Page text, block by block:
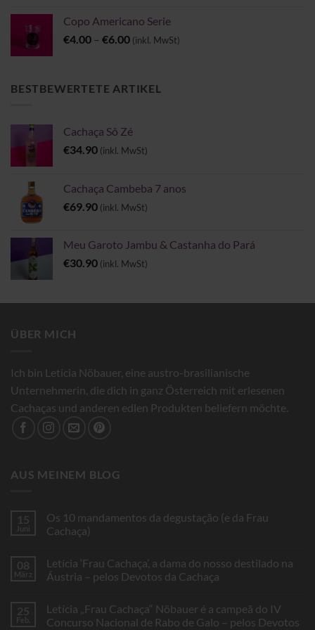
Copo Americano Serie
€4.00 – €6.00Preisspanne:
€6.00
(inkl. MwSt)
BESTBEWERTETE ARTIKEL
Cachaça Sô Zé
€34.90 (inkl. MwSt)
Cachaça Cambeba 7 anos
€69.90 (inkl. MwSt)
Meu Garoto Jambu & Castanha do Pará
€30.90 (inkl. MwSt)
ÜBER MICH
Ich bin Leticia Nöbauer, eine austro-brasilianische
Unternehmerin, die dich in ganz Österreich mit erlesenen
Cachaças und anderen edlen Produkten beliefern möchte.
AUS MEINEM BLOG
15
Juni
Os 10 mandamentos da degustação (e da Frau
Cachaça)
Os
10
degustação
(e
da
08
März
Letícia ‘Frau Cachaça’, a dama do nosso destilado na
Áustria – pelos Devotos da Cachaça
Letícia
‘Frau
25
Feb.
Letícia „Frau Cachaça“ Nöbauer é a campeã do IV
Concurso Nacional de Rabo de Galo – pelos Devotos